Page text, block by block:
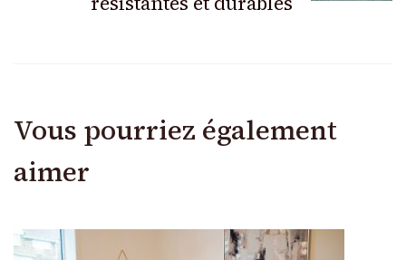
Vous pourriez également
aimer